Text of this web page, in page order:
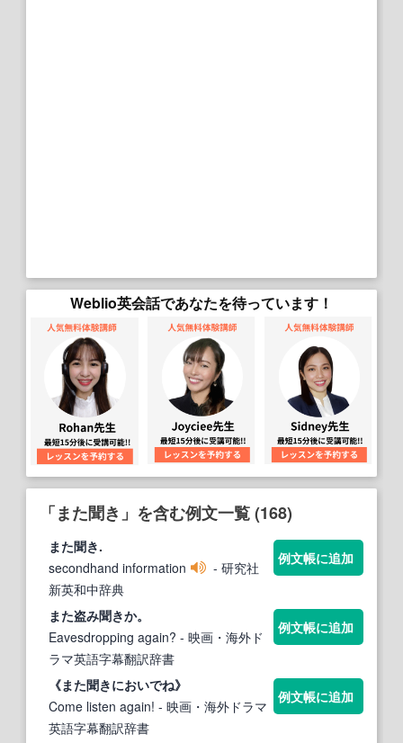
Weblio英会話であなたを待っています！
「また聞き」を含む例文一覧 (168)
また聞き.
secondhand information
- 研究社
新英和中辞典
例文帳に追加
また盗み聞きか。
Eavesdropping again? - 映画・海外ド
ラマ英語字幕翻訳辞書
例文帳に追加
《また聞きにおいでね》
Come listen again! - 映画・海外ドラマ
英語字幕翻訳辞書
例文帳に追加